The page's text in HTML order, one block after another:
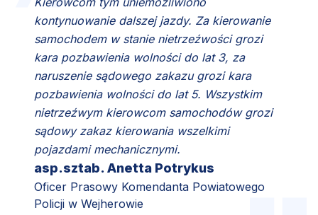
kontynuowanie dalszej jazdy. Za kierowanie
samochodem w stanie nietrzeźwości grozi
kara pozbawienia wolności do lat 3, za
naruszenie sądowego zakazu grozi kara
pozbawienia wolności do lat 5. Wszystkim
nietrzeźwym kierowcom samochodów grozi
sądowy zakaz kierowania wszelkimi
pojazdami mechanicznymi.
asp.sztab. Anetta Potrykus
Oficer Prasowy Komendanta Powiatowego
Policji w Wejherowie